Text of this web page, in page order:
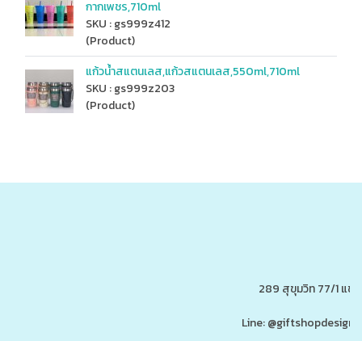
กากเพชร,710ml
SKU : gs999z412
(Product)
แก้วน้ำสแตนเลส,แก้วสแตนเลส,550ml,710ml
SKU : gs999z203
(Product)
289 สุขุมวิท 77/1 แข
Line: